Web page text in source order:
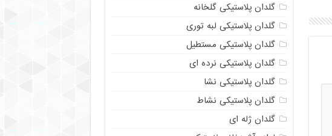
گلدان پلاستیکی گلخانه
گلدان پلاستیکی لبه توری
گلدان پلاستیکی مستطیل
گلدان پلاستیکی نرده ای
گلدان پلاستیکی نشا
گلدان پلاستیکی نشاط
گلدان ژله ای